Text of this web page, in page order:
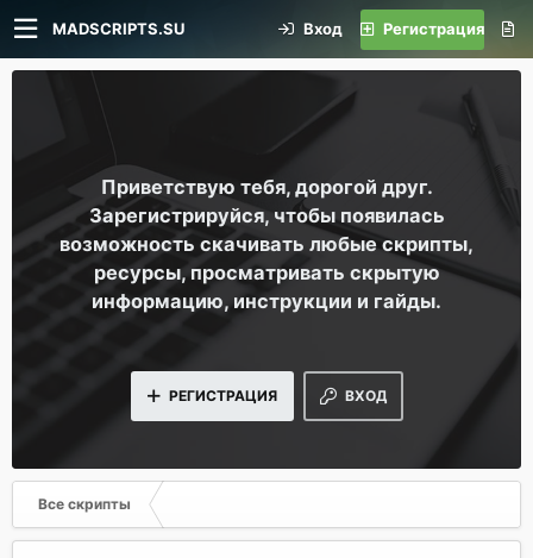
MADSCRIPTS.SU Вход Регистрация
Приветствую тебя, дорогой друг.
Зарегистрируйся, чтобы появилась
возможность скачивать любые скрипты,
ресурсы, просматривать скрытую
информацию, инструкции и гайды.
ВХОД
РЕГИСТРАЦИЯ
Все скрипты